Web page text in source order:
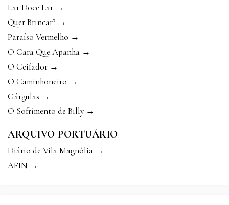
Lar Doce Lar →
Quer Brincar? →
Paraíso Vermelho →
O Cara Que Apanha →
O Ceifador →
O Caminhoneiro →
Gárgulas →
O Sofrimento de Billy →
ARQUIVO PORTUÁRIO
Diário de Vila Magnólia →
AFIN →